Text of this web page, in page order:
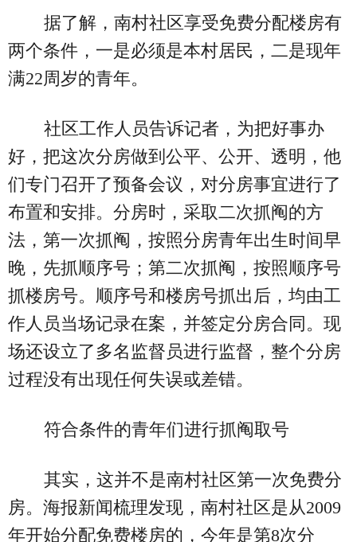
据了解，南村社区享受免费分配楼房有
两个条件，一是必须是本村居民，二是现年
满22周岁的青年。
社区工作人员告诉记者，为把好事办
好，把这次分房做到公平、公开、透明，他
们专门召开了预备会议，对分房事宜进行了
布置和安排。分房时，采取二次抓阄的方
法，第一次抓阄，按照分房青年出生时间早
晚，先抓顺序号；第二次抓阄，按照顺序号
抓楼房号。顺序号和楼房号抓出后，均由工
作人员当场记录在案，并签定分房合同。现
场还设立了多名监督员进行监督，整个分房
过程没有出现任何失误或差错。
符合条件的青年们进行抓阄取号
其实，这并不是南村社区第一次免费分
房。海报新闻梳理发现，南村社区是从2009
年开始分配免费楼房的，今年是第8次分